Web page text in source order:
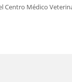
Centro Médico